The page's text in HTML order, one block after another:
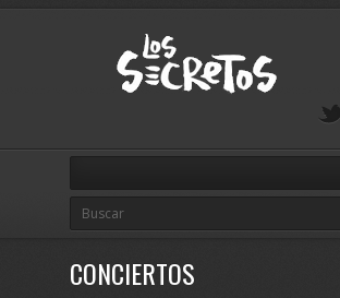
CONCIERTOS